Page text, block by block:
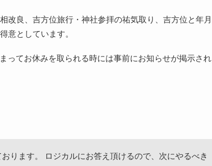
改良、吉方位旅行・神社参拝の祐気取り、吉方位と年月
意としています。
ってお休みを取られる時には事前にお知らせが掲示され
ります。 ロジカルにお答え頂けるので、次にやるべき